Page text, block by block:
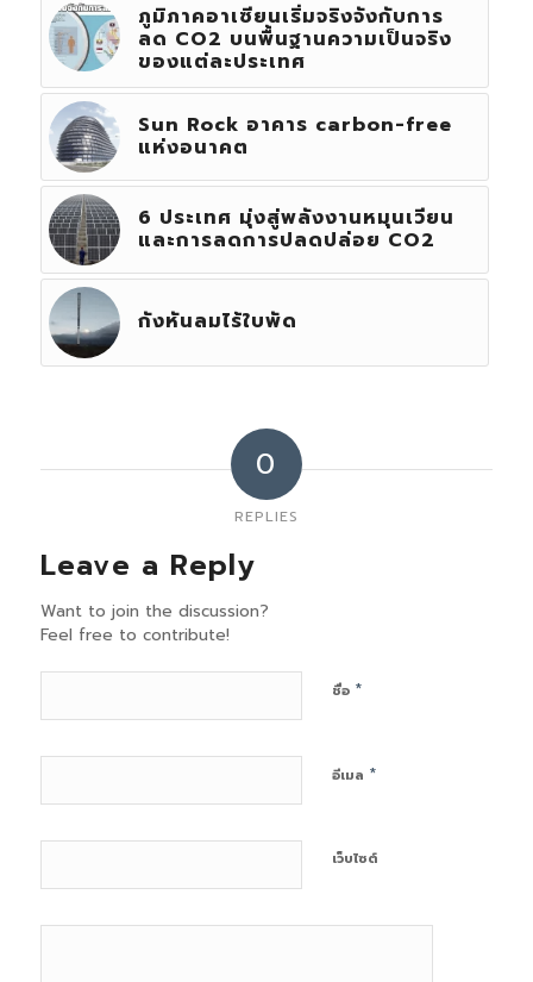
ภูมิภาคอาเซียนเริ่มจริงจังกับการ
ลด CO2 บนพื้นฐานความเป็นจริง
ของแต่ละประเทศ
Sun Rock อาคาร carbon-free
แห่งอนาคต
6 ประเทศ มุ่งสู่พลังงานหมุนเวียน
และการลดการปลดปล่อย CO2
กังหันลมไร้ใบพัด
0
REPLIES
Leave a Reply
Want to join the discussion?
Feel free to contribute!
ชื่อ *
อีเมล *
เว็บไซต์